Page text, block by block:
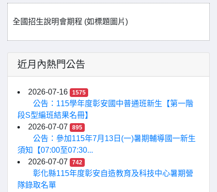
全國招生說明會期程 (如標題圖片)
近月內熱門公告
2026-07-16 1575
公告：115學年度彰安國中普通班新生【第一階
段S型編班結果名冊】
2026-07-07
895
公告：參加115年7月13日(一)暑期輔導國一新生
須知【07:00至07:30...
2026-07-07
742
彰化縣115年度彰安自造教育及科技中心暑期營
隊錄取名單